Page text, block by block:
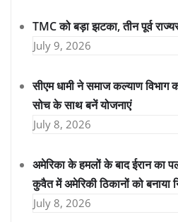
TMC को बड़ा झटका, तीन पूर्व
July 9, 2026
सीएम धामी ने समाज कल्याण विभाग
सोच के साथ बनें योजनाएं
July 8, 2026
अमेरिका के हमलों के बाद ईरान का
कुवैत में अमेरिकी ठिकानों को बनाया
July 8, 2026